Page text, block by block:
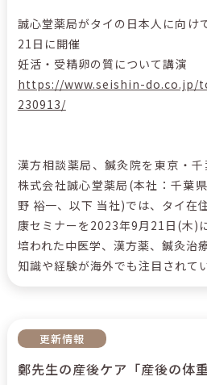
誠心堂薬局がタイの日本人に向け
21日に開催
妊活・受精卵の質について講演
https://www.seishin-do.co.jp/
230913/
漢方相談薬局、鍼灸院を東京・
株式会社誠心堂薬局(本社：千葉
野 裕一、以下 当社)では、タイ在
康セミナーを2023年9月21日(木)
培われた中医学、漢方薬、鍼灸治
知識や経験が海外でも注目されてい
更新情報
鄭先生の産後ケア「産後の体